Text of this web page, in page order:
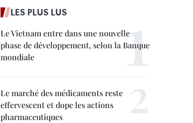
LES PLUS LUS
Le Vietnam entre dans une nouvelle
phase de développement, selon la Banque
mondiale
Le marché des médicaments reste
effervescent et dope les actions
pharmaceutiques